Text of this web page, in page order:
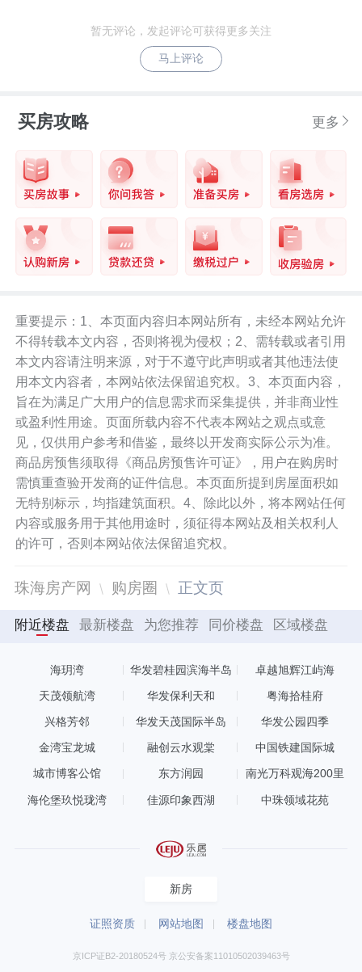
暂无评论，发起评论可获得更多关注
马上评论
买房攻略 更多
重要提示：1、本页面内容归本网站所有，未经本网站允许
不得转载本文内容，否则将视为侵权；2、需转载或者引用
本文内容请注明来源，对于不遵守此声明或者其他违法使
用本文内容者，本网站依法保留追究权。3、本页面内容，
旨在为满足广大用户的信息需求而采集提供，并非商业性
或盈利性用途。页面所载内容不代表本网站之观点或意
见，仅供用户参考和借鉴，最终以开发商实际公示为准。
商品房预售须取得《商品房预售许可证》，用户在购房时
需慎重查验开发商的证件信息。本页面所提到房屋面积如
无特别标示，均指建筑面积。4、除此以外，将本网站任何
内容或服务用于其他用途时，须征得本网站及相关权利人
的许可，否则本网站依法保留追究权。
珠海房产网 购房圈 正文页
附近楼盘 最新楼盘 为您推荐 同价楼盘 区域楼盘
海玥湾 华发碧桂园滨海半岛 卓越旭辉江屿海
天茂领航湾 华发保利天和 粤海拾桂府
兴格芳邻 华发天茂国际半岛 华发公园四季
金湾宝龙城 融创云水观棠 中国铁建国际城
城市博客公馆 东方润园 南光万科观海200里
海伦堡玖悦珑湾 佳源印象西湖 中珠领域花苑
新房
证照资质 网站地图 楼盘地图
京ICP证B2-20180524号 京公安备案11010502039463号